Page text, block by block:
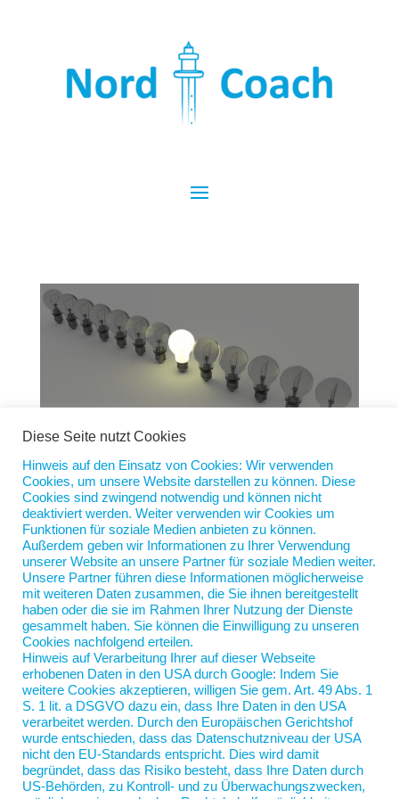
NDR = Nicht Durchdachtes Recruiting
vonJan Scherping|17. Feb. 2026|Diese Woche
Letzte Woche las ich, dass der NDR bei der Auswahl
von Führungskräften stärker auf das
Kommunikationsverhalten und wertschätzende
Zusammenarbeit achten wolle. Wie schön. Ich
schaute nach dem Datum dieser epd-Meldung. Sie
war tatsächlich von letzter Woche. Gut, dass...
Diese Seite nutzt Cookies
Hinweis auf den Einsatz von Cookies: Wir verwenden
Cookies, um unsere Website darstellen zu können. Diese
Cookies sind zwingend notwendig und können nicht
deaktiviert werden. Weiter verwenden wir Cookies um
Funktionen für soziale Medien anbieten zu können.
Außerdem geben wir Informationen zu Ihrer Verwendung
unserer Website an unsere Partner für soziale Medien weiter.
Unsere Partner führen diese Informationen möglicherweise
mit weiteren Daten zusammen, die Sie ihnen bereitgestellt
haben oder die sie im Rahmen Ihrer Nutzung der Dienste
gesammelt haben. Sie können die Einwilligung zu unseren
Cookies nachfolgend erteilen.
Hinweis auf Verarbeitung Ihrer auf dieser Webseite
erhobenen Daten in den USA durch Google: Indem Sie
weitere Cookies akzeptieren, willigen Sie gem. Art. 49 Abs. 1
S. 1 lit. a DSGVO dazu ein, dass Ihre Daten in den USA
verarbeitet werden. Durch den Europäischen Gerichtshof
wurde entschieden, dass das Datenschutzniveau der USA
nicht den EU-Standards entspricht. Dies wird damit
begründet, dass das Risiko besteht, dass Ihre Daten durch
US-Behörden, zu Kontroll- und zu Überwachungszwecken,